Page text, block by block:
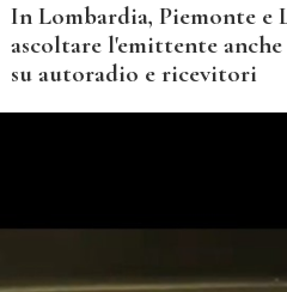
In Lombardia, Piemonte e
ascoltare l'emittente
su autoradio e ricevitori